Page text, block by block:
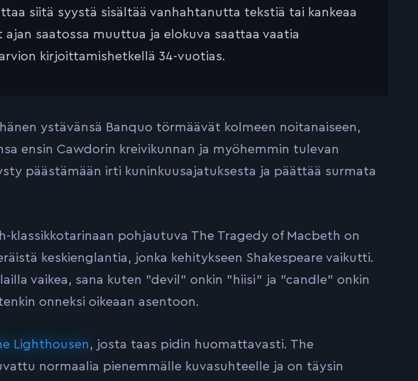
siitä syystä sisältää vanhahtanutta tekstiä tai kankeaa
saatossa muuttua ja elokuva saattaa vaatia
kirjoittamishetkellä 34-vuotias.
ystävänsä Banquo törmäävät kolmeen noitanaiseen,
ensin Cawdorin kreivikunnan ja myöhemmin tulevan
päästämään irti kuninkuusajatuksesta ja päättää surmata
klassikkotarinaan pohjautuva The Tragedy of Macbeth on
keskienglantia, jonka kehitykseen Shakespeare vaikutti.
vaikea, sana kuten ”devil” onkin ”hiisi” ja ”candle” onkin
onneksi oikeaan asentoon.
Lighthousen, josta taas pidin huomattavasti. The
normaalia pienemmälle kuvasuhteelle ja on täysin